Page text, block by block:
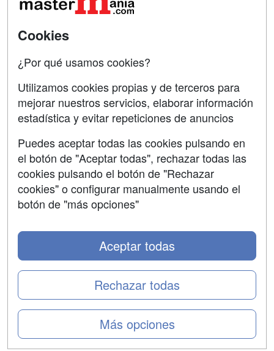
Acceso Usuarios
Acceso Centros
Contactar
Confidencialidad
Aviso legal
Copyleft
Cookies
¿Por qué usamos cookies?
Utilizamos cookies propias y de terceros para
mejorar nuestros servicios, elaborar información
estadística y evitar repeticiones de anuncios
Puedes aceptar todas las cookies pulsando en
el botón de "Aceptar todas", rechazar todas las
cookies pulsando el botón de "Rechazar
cookies" o configurar manualmente usando el
botón de "más opciones"
Más opciones
Rechazar todas
Aceptar todas